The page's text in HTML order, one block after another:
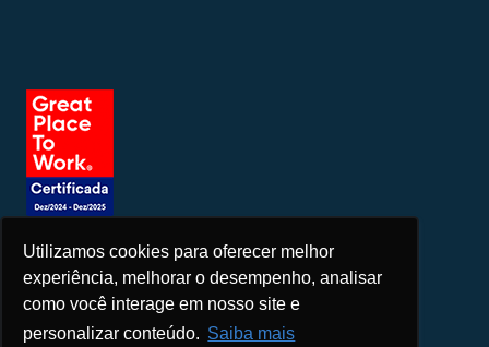
Utilizamos cookies para oferecer melhor
experiência, melhorar o desempenho, analisar
como você interage em nosso site e
personalizar conteúdo. Saiba mais
Seja um patrocinador